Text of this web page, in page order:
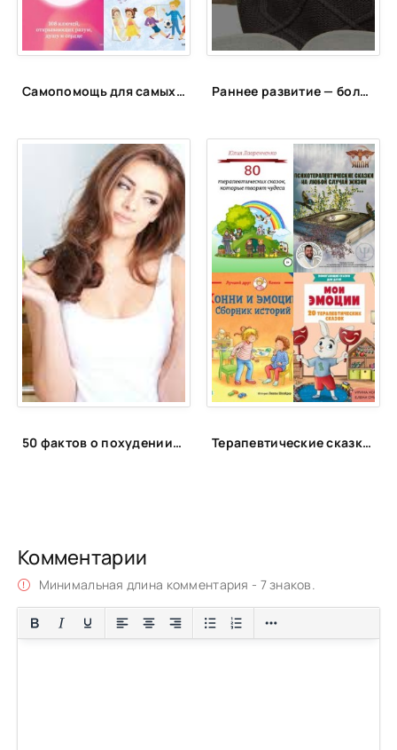
Самопомощь для самых маленьких Раннее развитие — большое будущее? Какие игры и занятия способны сделать из младенца гения
50 фактов о похудении, которые вас удивят Терапевтические сказки для детей!
Комментарии
Минимальная длина комментария - 7 знаков.